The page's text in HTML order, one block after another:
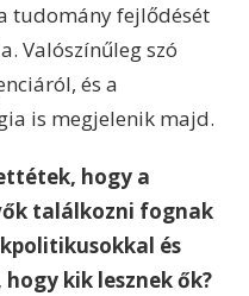
tudomány fejlődését
Valószínűleg szó
és a
is megjelenik majd.
hogy a
találkozni fognak
és
kik lesznek ők?